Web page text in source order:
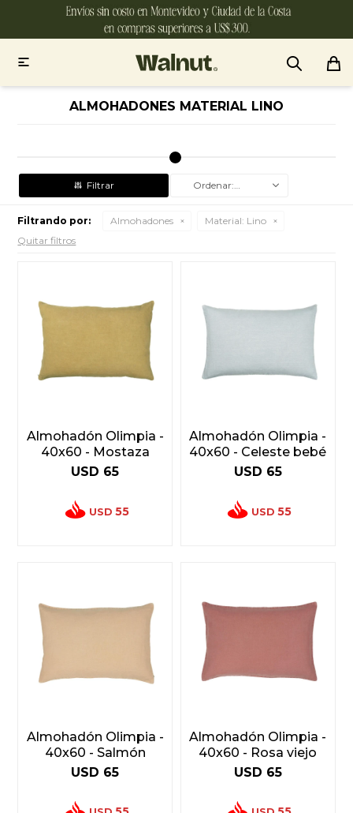

ALMOHADONES MATERIAL LINO
Recomendados
Filtrando por: Almohadones Material: Lino
Quitar filtros
Almohadón Olimpia -
40x60 - Mostaza
USD 65
USD 55
Almohadón Olimpia -
40x60 - Celeste bebé
USD 65
USD 55
Almohadón Olimpia -
40x60 - Salmón
USD 65
Almohadón Olimpia -
40x60 - Rosa viejo
USD 65